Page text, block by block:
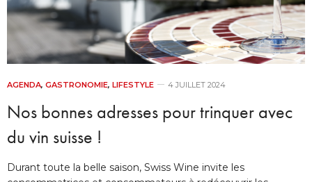
AGENDA, GASTRONOMIE, LIFESTYLE 4 JUILLET 2024
Nos bonnes adresses pour trinquer avec
du vin suisse !
Durant toute la belle saison, Swiss Wine invite les